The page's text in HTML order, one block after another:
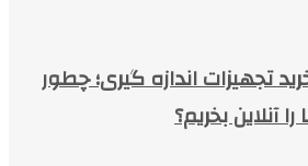
تجهیزات اندازه گیری؛ چطور
آنلاین بخریم؟